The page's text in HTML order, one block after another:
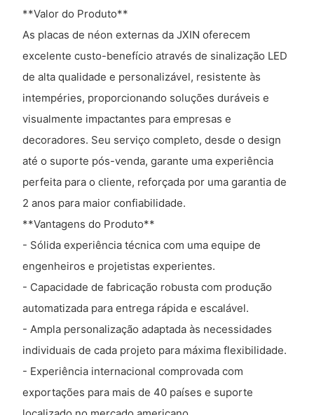
**Valor do Produto**
As placas de néon externas da JXIN oferecem
excelente custo-benefício através de sinalização LED
de alta qualidade e personalizável, resistente às
intempéries, proporcionando soluções duráveis ​​e
visualmente impactantes para empresas e
decoradores. Seu serviço completo, desde o design
até o suporte pós-venda, garante uma experiência
perfeita para o cliente, reforçada por uma garantia de
2 anos para maior confiabilidade.
**Vantagens do Produto**
- Sólida experiência técnica com uma equipe de
engenheiros e projetistas experientes.
- Capacidade de fabricação robusta com produção
automatizada para entrega rápida e escalável.
- Ampla personalização adaptada às necessidades
individuais de cada projeto para máxima flexibilidade.
- Experiência internacional comprovada com
exportações para mais de 40 países e suporte